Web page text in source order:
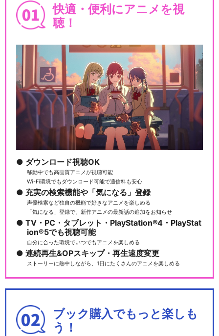
快適・便利にアニメを視
聴！
ダウンロード視聴OK
移動中でも高画質アニメが視聴可能
Wi-Fi環境でもダウンロード可能で通信料も安心
充実の検索機能や「気になる」登録
声優検索など独自の機能で好きなアニメを楽しめる
「気になる」登録で、新作アニメの最新話の追加をお知らせ
TV・PC・タブレット・PlayStation®4・PlayStat
ion®5でも視聴可能
自分に合った環境でいつでもアニメを楽しめる
連続再生&OPスキップ・再生速度変更
ストーリーに熱中しながら、1日にたくさんのアニメを楽しめる
ブック購入でもっと楽しも
う！